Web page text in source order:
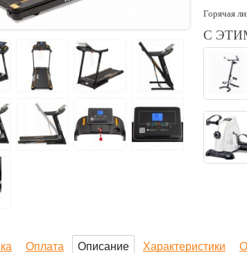
Горячая
С
Оплата Описание Характеристики